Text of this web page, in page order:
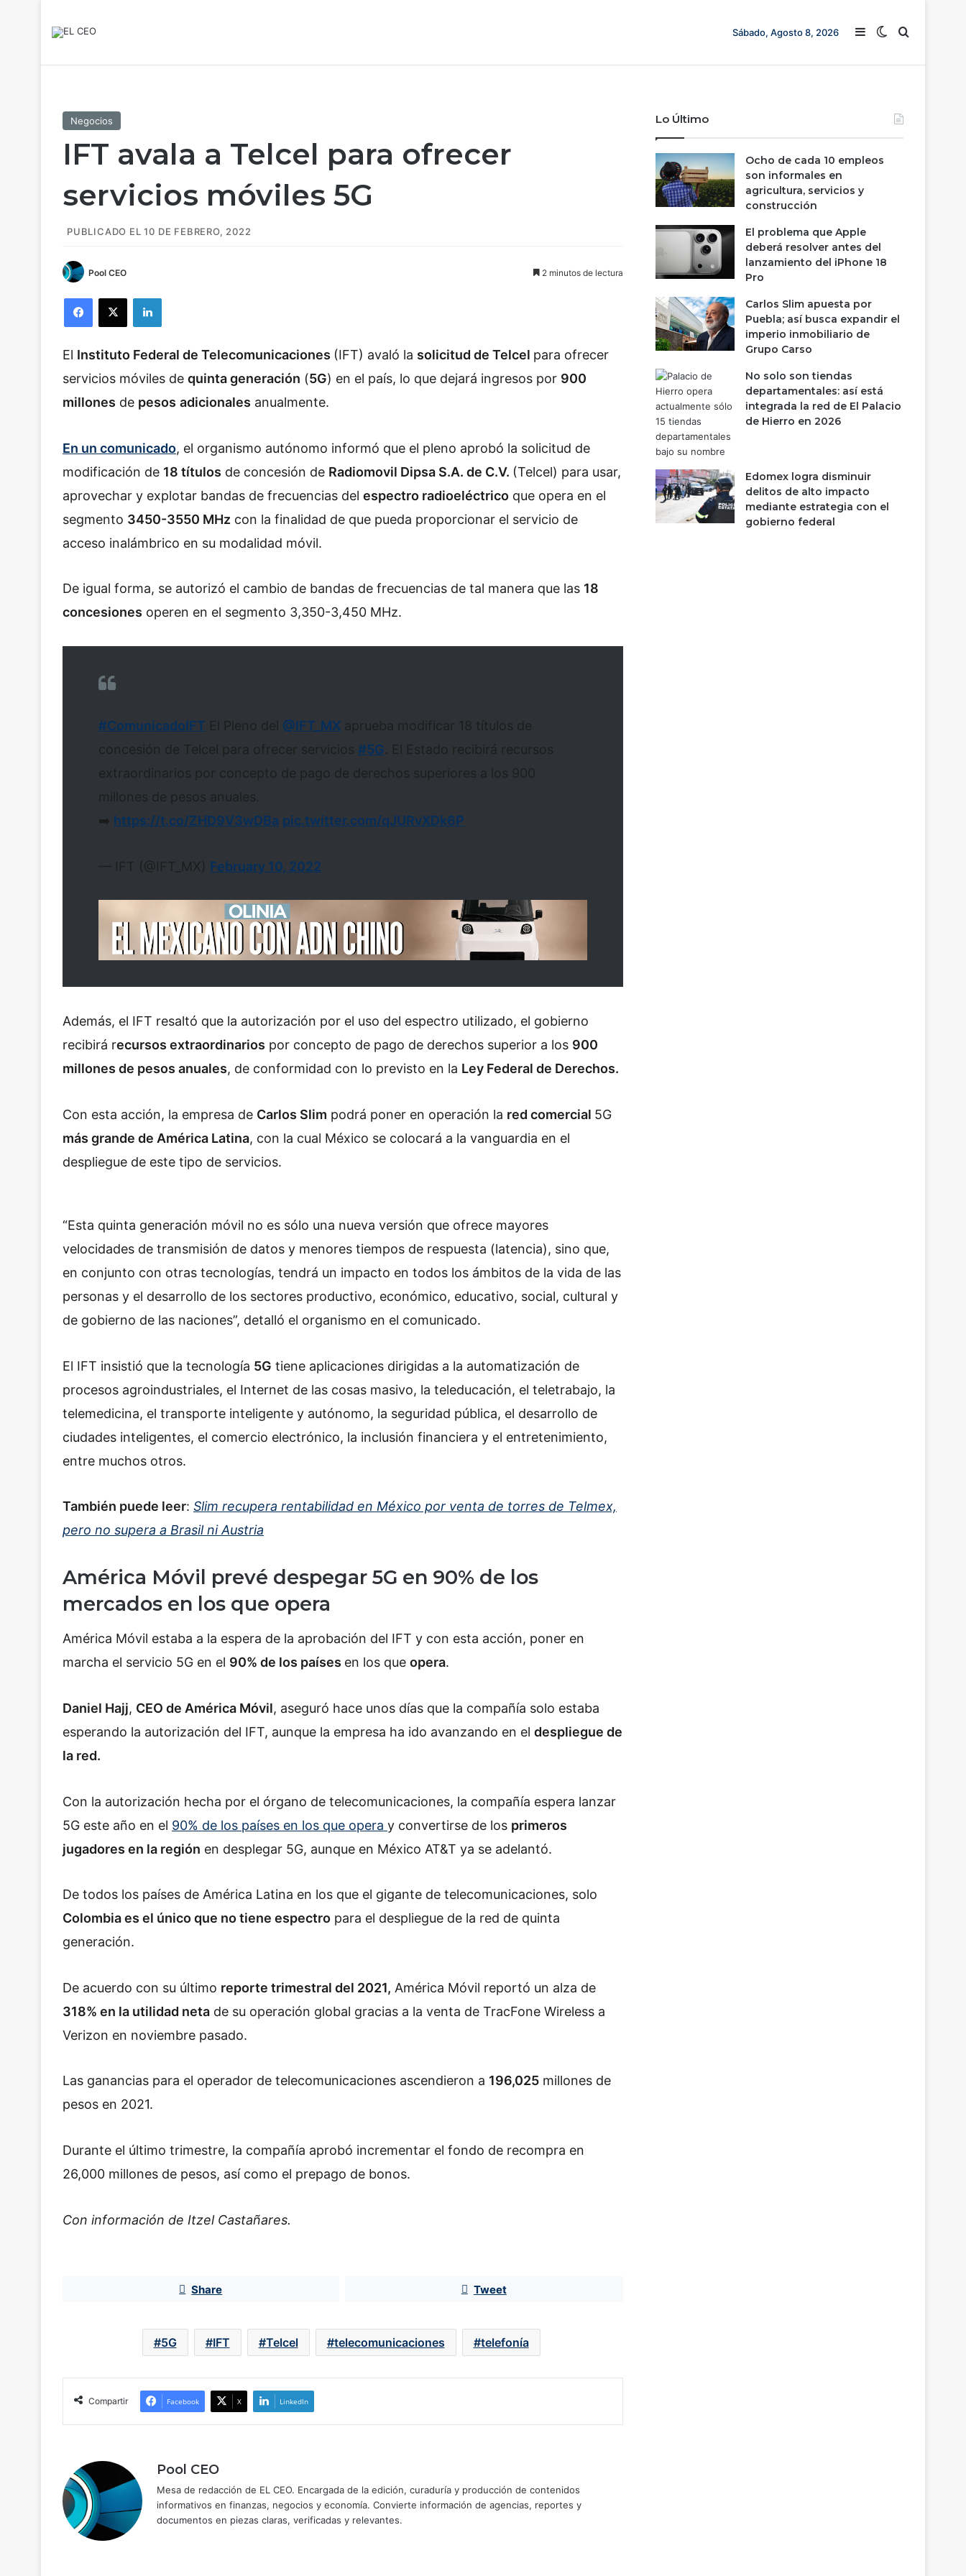
Sábado, Agosto 8, 2026 Barra lateral
Switch skin
Buscar
Negocios
IFT avala a Telcel para ofrecer
servicios móviles 5G
PUBLICADO EL 10 DE FEBRERO, 2022
Pool CEO 2 minutos de lectura
El Instituto Federal de Telecomunicaciones (IFT) avaló la solicitud de Telcel para ofrecer
servicios móviles de quinta generación (5G) en el país, lo que dejará ingresos por 900
millones de pesos adicionales anualmente.
En un comunicado, el organismo autónomo informó que el pleno aprobó la solicitud de
modificación de 18 títulos de concesión de Radiomovil Dipsa S.A. de C.V. (Telcel) para usar,
aprovechar y explotar bandas de frecuencias del espectro radioeléctrico que opera en el
segmento 3450-3550 MHz con la finalidad de que pueda proporcionar el servicio de
acceso inalámbrico en su modalidad móvil.
De igual forma, se autorizó el cambio de bandas de frecuencias de tal manera que las 18
concesiones operen en el segmento 3,350-3,450 MHz.
#ComunicadoIFT El Pleno del @IFT_MX aprueba modificar 18 títulos de
concesión de Telcel para ofrecer servicios #5G. El Estado recibirá recursos
extraordinarios por concepto de pago de derechos superiores a los 900
millones de pesos anuales.
➡️ https://t.co/ZHD9V3wDBa pic.twitter.com/qJURvXDk6P
— IFT (@IFT_MX) February 10, 2022
Además, el IFT resaltó que la autorización por el uso del espectro utilizado, el gobierno
recibirá recursos extraordinarios por concepto de pago de derechos superior a los 900
millones de pesos anuales, de conformidad con lo previsto en la Ley Federal de Derechos.
Con esta acción, la empresa de Carlos Slim podrá poner en operación la red comercial 5G
más grande de América Latina, con la cual México se colocará a la vanguardia en el
despliegue de este tipo de servicios.
“Esta quinta generación móvil no es sólo una nueva versión que ofrece mayores
velocidades de transmisión de datos y menores tiempos de respuesta (latencia), sino que,
en conjunto con otras tecnologías, tendrá un impacto en todos los ámbitos de la vida de las
personas y el desarrollo de los sectores productivo, económico, educativo, social, cultural y
de gobierno de las naciones”, detalló el organismo en el comunicado.
El IFT insistió que la tecnología 5G tiene aplicaciones dirigidas a la automatización de
procesos agroindustriales, el Internet de las cosas masivo, la teleducación, el teletrabajo, la
telemedicina, el transporte inteligente y autónomo, la seguridad pública, el desarrollo de
ciudades inteligentes, el comercio electrónico, la inclusión financiera y el entretenimiento,
entre muchos otros.
También puede leer: Slim recupera rentabilidad en México por venta de torres de Telmex,
pero no supera a Brasil ni Austria
América Móvil prevé despegar 5G en 90% de los
mercados en los que opera
América Móvil estaba a la espera de la aprobación del IFT y con esta acción, poner en
marcha el servicio 5G en el 90% de los países en los que opera.
Daniel Hajj, CEO de América Móvil, aseguró hace unos días que la compañía solo estaba
esperando la autorización del IFT, aunque la empresa ha ido avanzando en el despliegue de
la red.
Con la autorización hecha por el órgano de telecomunicaciones, la compañía espera lanzar
5G este año en el 90% de los países en los que opera y convertirse de los primeros
jugadores en la región en desplegar 5G, aunque en México AT&T ya se adelantó.
De todos los países de América Latina en los que el gigante de telecomunicaciones, solo
Colombia es el único que no tiene espectro para el despliegue de la red de quinta
generación.
De acuerdo con su último reporte trimestral del 2021, América Móvil reportó un alza de
318% en la utilidad neta de su operación global gracias a la venta de TracFone Wireless a
Verizon en noviembre pasado.
Las ganancias para el operador de telecomunicaciones ascendieron a 196,025 millones de
pesos en 2021.
Durante el último trimestre, la compañía aprobó incrementar el fondo de recompra en
26,000 millones de pesos, así como el prepago de bonos.
Con información de Itzel Castañares.
Share Tweet
5G IFT Telcel telecomunicaciones telefonía
Compartir Facebook X LinkedIn
Pool CEO
Mesa de redacción de EL CEO. Encargada de la edición, curaduría y producción de contenidos
informativos en finanzas, negocios y economía. Convierte información de agencias, reportes y
documentos en piezas claras, verificadas y relevantes.
Greg Abel, CEO de Berkshire,
apuesta por el sector inmobiliario
tras el retiro de Warren Buffett
vuelve el sexto mayor inversionista
reestructura en EU
Lo Último
Ocho de cada 10 empleos
son informales en
agricultura, servicios y
construcción
El problema que Apple
deberá resolver antes del
lanzamiento del iPhone 18
Pro
Carlos Slim apuesta por
Puebla; así busca expandir el
imperio inmobiliario de
Grupo Carso
No solo son tiendas
departamentales: así está
integrada la red de El Palacio
de Hierro en 2026
Edomex logra disminuir
delitos de alto impacto
mediante estrategia con el
gobierno federal